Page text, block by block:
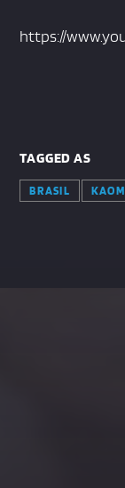
https://
TAGGED AS
BRASIL